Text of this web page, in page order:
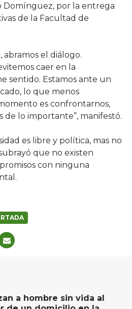
Domínguez, por la entrega
de la Facultad de
abramos el diálogo.
caer en la
sentido. Estamos ante un
lo que menos
es confrontarnos,
de lo importante”, manifestó.
es libre y política, mas no
que no existen
con ninguna
a hombre sin vida al